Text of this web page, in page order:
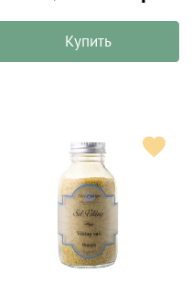
Купить